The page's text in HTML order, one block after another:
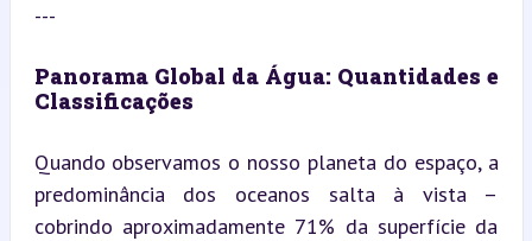
---
Panorama Global da Água: Quantidades e
Classificações
Quando observamos o nosso planeta do espaço, a
predominância dos oceanos salta à vista –
cobrindo aproximadamente 71% da superfície da